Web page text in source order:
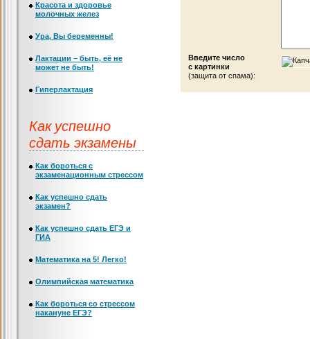
Введите число
с картинки
(защита от спама):
Красота и здоровье
молочных желез
Ура, Вы беременны!
Лактации – быть, её не
может не быть!
Гиперлактация
Как успешно
сдать экзамены
Как бороться с
экзаменационным стрессом
Как успешно сдать
экзамен?
Как успешно сдать ЕГЭ и
ГИА
Математика на 5! Легко!
Олимпийская математика
Как бороться со стрессом
накануне ЕГЭ?